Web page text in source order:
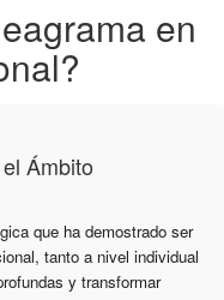
en
Ámbito
que ha demostrado ser
tanto a nivel individual
y transformar